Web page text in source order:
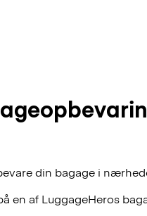
din bagage i
en af LuggageHeros